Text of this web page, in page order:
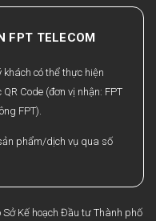
FPT TELECOM
có thể thực hiện
Code (đơn vị nhận: FPT
FPT).
phẩm/dịch vụ qua số
Kế hoạch Đầu tư Thành phố